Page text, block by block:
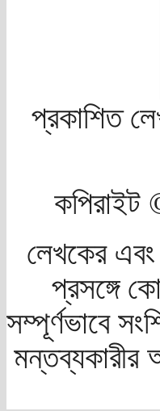
প্রকাশিত
লেখকের এবং
প্রসঙ্গে
সম্পূর্ণভাবে
মন্তব্যকারীর